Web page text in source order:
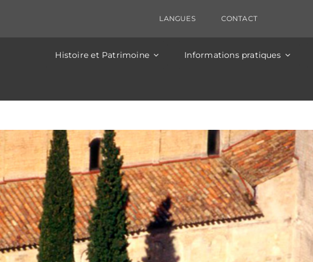
sera fermée entre Clamouse et St-Guilhem de 14h à 16h.
LANGUES CONTACT
Histoire et Patrimoine Informations pratiques